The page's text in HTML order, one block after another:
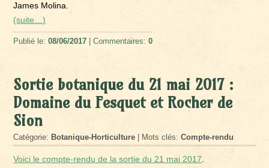
James Molina.
(suite…)
Publié le:08/06/2017 | Commentaires:0
Sortie botanique du 21 mai 2017 :
Domaine du Fesquet et Rocher de
Sion
Catégorie: Botanique-Horticulture | Mots clés:Compte-rendu
Voici le compte-rendu de la sortie du 21 mai 2017